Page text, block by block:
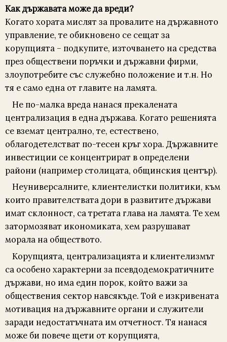
Как държавата може да вреди?
Когато хората мислят за провалите на държавното
управление, те обикновено се сещат за
корупцията – подкупите, източването на средства
през обществени поръчки и държавни фирми,
злоупотребите със служебно положение и т.н. Но
тя е само една от главите на ламята.
Не по-малка вреда нанася прекалената
централизация в една държава. Когато решенията
се вземат централно, те, естествено,
облагодетелстват по-тесен кръг хора. Държавните
инвестиции се концентрират в определени
райони (например столицата, общинския център).
Неуниверсалните, клиентелистки политики, към
които правителствата дори в развитите държави
имат склонност, са третата глава на ламята. Те хем
затормозяват икономиката, хем разрушават
морала на обществото.
Корупцията, централизацията и клиентелизмът
са особено характерни за псевдодемократичните
държави, но има един порок, който важи за
обществения сектор навсякъде. Той е изкривената
мотивация на държавните органи и служители
заради недостатъчната им отчетност. Тя нанася
може би повече щети от корупцията,